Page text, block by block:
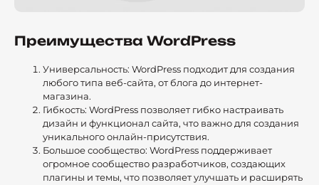
Преимущества WordPress
Универсальность: WordPress подходит для создания
любого типа веб-сайта, от блога до интернет-
магазина.
Гибкость: WordPress позволяет гибко настраивать
дизайн и функционал сайта, что важно для создания
уникального онлайн-присутствия.
Большое сообщество: WordPress поддерживает
огромное сообщество разработчиков, создающих
плагины и темы, что позволяет улучшать и расширять